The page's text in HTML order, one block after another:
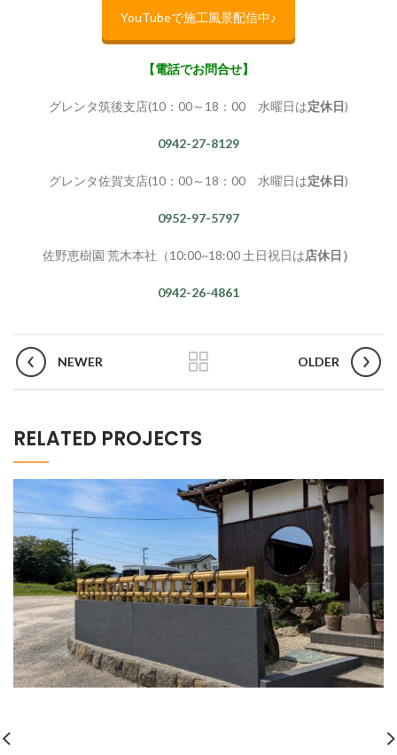
YouTubeで施工風景配信中♪
【電話でお問合せ】
グレンタ筑後支店(10：00～18：00 水曜日は定休日)
0942-27-8129
グレンタ佐賀支店(10：00～18：00 水曜日は定休日)
0952-97-5797
佐野恵樹園 荒木本社（10:00~18:00 土日祝日は店休日）
0942-26-4861
NEWER OLDER
RELATED PROJECTS